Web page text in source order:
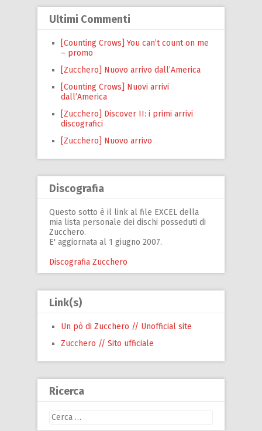
Ultimi Commenti
[Counting Crows] You can’t count on me
– promo
[Zucchero] Nuovo arrivo dall’America
[Counting Crows] Nuovi arrivi
dall’America
[Zucchero] Discover II: i primi arrivi
discografici
[Zucchero] Nuovo arrivo
Discografia
Questo sotto è il link al file EXCEL della
mia lista personale dei dischi posseduti di
Zucchero.
E' aggiornata al 1 giugno 2007.
Discografia Zucchero
Link(s)
Un pò di Zucchero // Unofficial site
Zucchero // Sito ufficiale
Ricerca
Ricerca